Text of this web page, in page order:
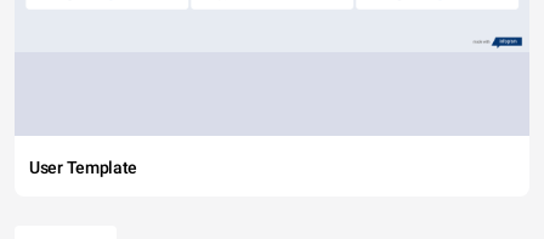
User Template